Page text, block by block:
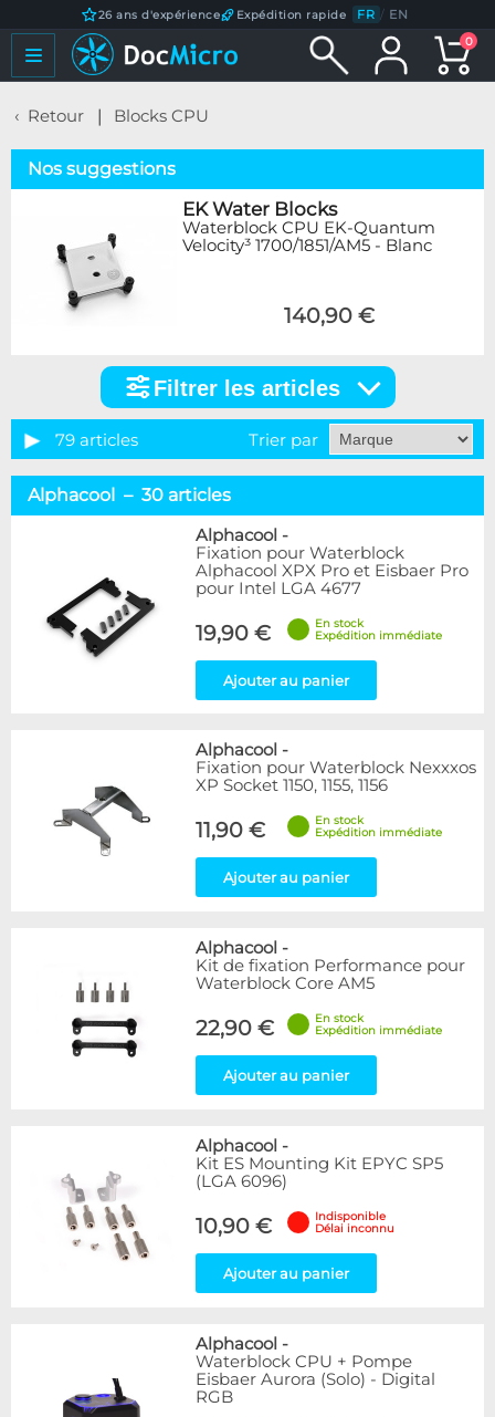
26 ans d'expérience Expédition rapide FR / EN
0
Retour Blocks CPU
Nos suggestions
EK Water Blocks
Waterblock CPU EK-Quantum
Velocity³ 1700/1851/AM5 - Blanc
140,90 €
articles
Catégorie
Socket AMD64
2
6
Socket 1366
3
Sockets 115x & 12x
Socket 2011
12
Socket 2066
38
3
Alphacool
BARROW
6
EK Water Blocks
3
13
2
1
Disponibilité / Promotions
Articles en stock
Filtrer les articles
79 articles Trier par
Alphacool – 30 articles
Alphacool -
Fixation pour Waterblock
Alphacool XPX Pro et Eisbaer Pro
pour Intel LGA 4677
19,90 €
En stock
Expédition immédiate
Ajouter au panier
Alphacool -
Fixation pour Waterblock Nexxxos
XP Socket 1150, 1155, 1156
11,90 €
En stock
Expédition immédiate
Ajouter au panier
Alphacool -
Kit de fixation Performance pour
Waterblock Core AM5
22,90 €
En stock
Expédition immédiate
Ajouter au panier
Alphacool -
Kit ES Mounting Kit EPYC SP5
(LGA 6096)
10,90 €
Indisponible
Délai inconnu
Ajouter au panier
Alphacool -
Waterblock CPU + Pompe
Eisbaer Aurora (Solo) - Digital
RGB